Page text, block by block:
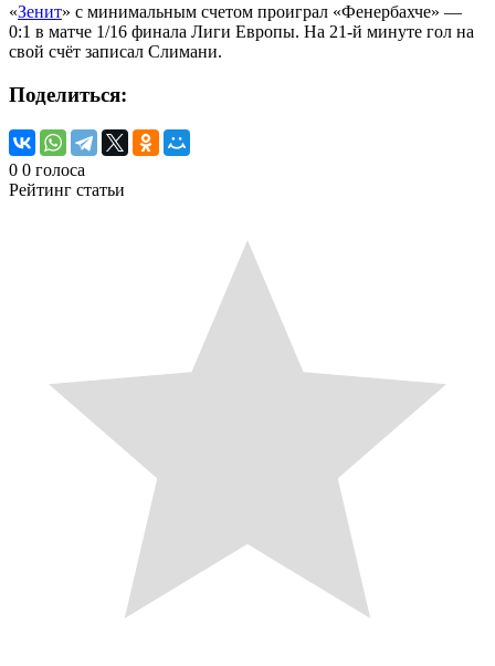
«Зенит» с минимальным счетом проиграл «Фенербахче» —
0:1 в матче 1/16 финала Лиги Европы. На 21-й минуте гол на
свой счёт записал Слимани.
Поделиться:
0 0 голоса
Рейтинг статьи